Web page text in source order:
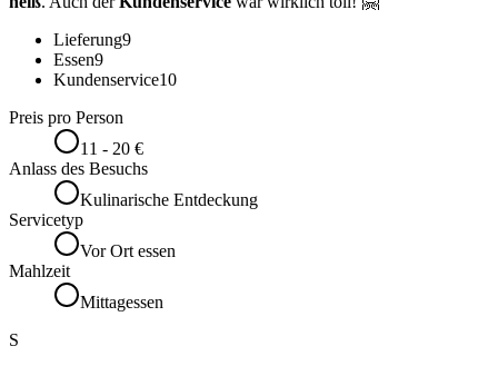
Lieferung9
Essen9
Kundenservice10
Preis pro Person
11 - 20 €
Anlass des Besuchs
Kulinarische Entdeckung
Servicetyp
Vor Ort essen
Mahlzeit
Mittagessen
S